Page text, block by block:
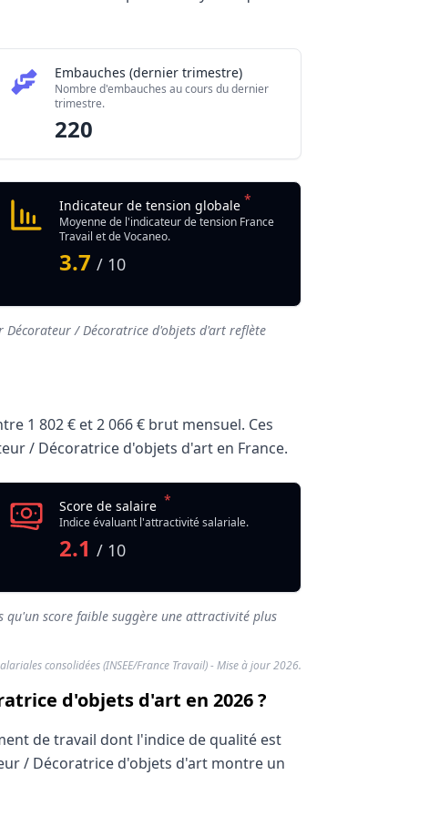
Embauches (dernier trimestre)
Nombre d'embauches au cours du dernier
trimestre.
220
Indicateur de tension globale *
Moyenne de l'indicateur de tension France
Travail et de Vocaneo.
3.7/ 10
Décorateur / Décoratrice d'objets d'art reflète
1 802 € et2 066 € brut mensuel. Ces
/ Décoratrice d'objets d'art en France.
Score de salaire *
Indice évaluant l'attractivité salariale.
2.1/ 10
score faible suggère une attractivité plus
consolidées (INSEE/France Travail) - Mise à jour 2026.
d'objets d'art en 2026 ?
de travail dont l'indice de qualité est
/ Décoratrice d'objets d'art montre un